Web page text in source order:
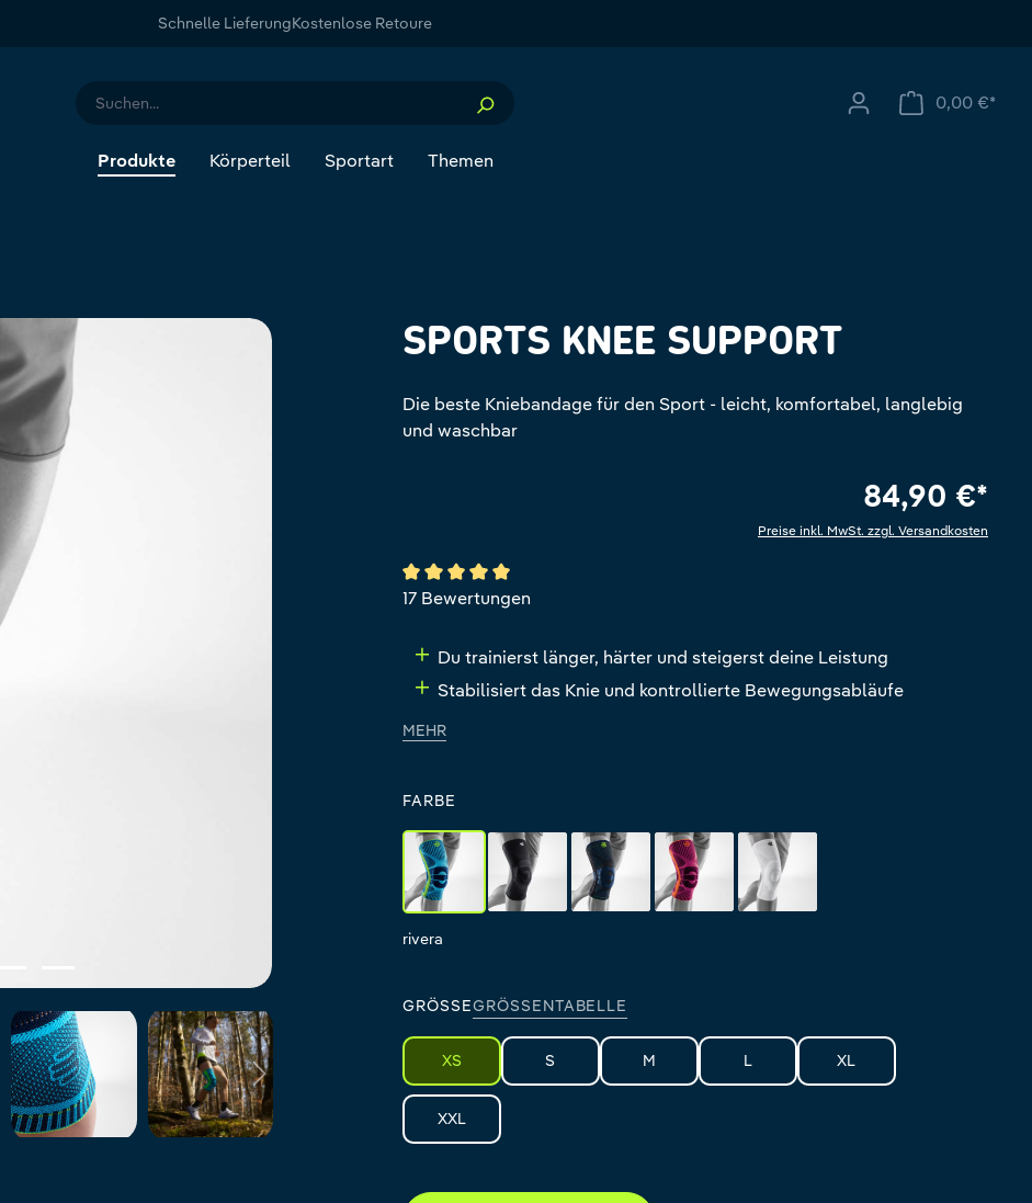
Schnelle LieferungKostenlose Retoure
Produkte Körperteil Sportart Themen
0,00 €*
SPORTS KNEE SUPPORT
Die beste Kniebandage für den Sport - leicht, komfortabel, langlebig
und waschbar
84,90 €*
Preise inkl. MwSt. zzgl. Versandkosten
Durchschnittliche Bewertung von 5 von 5 Sternen
17 Bewertungen
Du trainierst länger, härter und steigerst deine Leistung
Stabilisiert das Knie und kontrollierte Bewegungsabläufe
MEHR
FARBE
rivera
rivera
all-black black pink all-white
GRÖSSE GRÖSSENTABELLE
XS S M L XL
XXL